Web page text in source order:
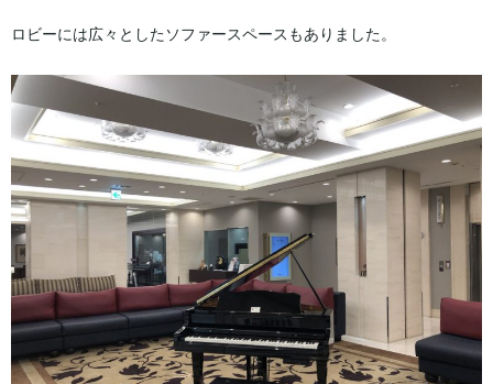
ロビーには広々としたソファースペースもありました。